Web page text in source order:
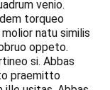
venio.
torqueo
natu similis
oppeto.
si. Abbas
praemitto